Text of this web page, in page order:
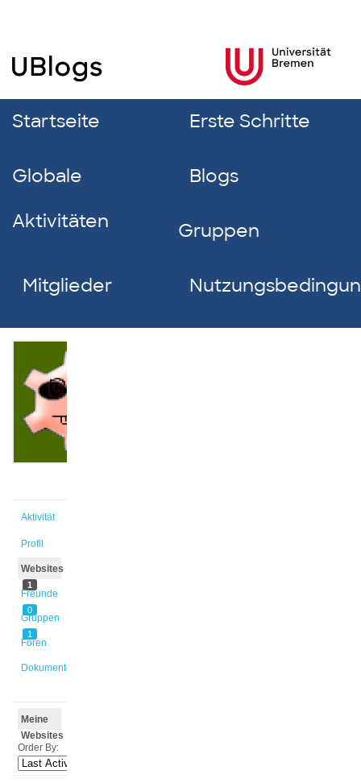
Startseite Erste Schritte
Globale
Aktivitäten
Blogs
Gruppen
Mitglieder
Aktivität
Profil
Websites
1
Freunde
0
Gruppen
1
Foren
Dokumente
Meine
Websites
Order By: